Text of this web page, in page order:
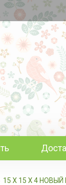
15 Х 15 Х 4 НОВЫЙ